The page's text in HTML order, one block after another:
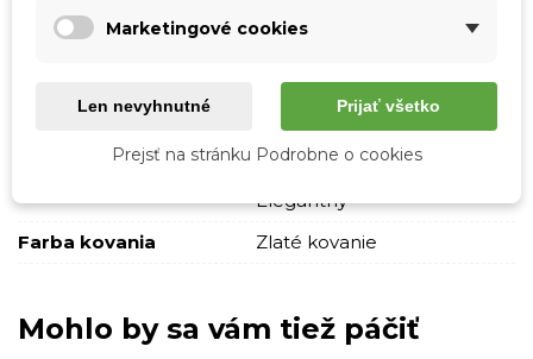
Skladová dostupnosť
Odosielame IHNEĎ
Business
Elegantný
Farba kovania
Zlaté kovanie
Mohlo by sa vám tiež páčiť
Marketingové cookies
Len nevyhnutné Prijať všetko
Prejsť na stránku Podrobne o cookies